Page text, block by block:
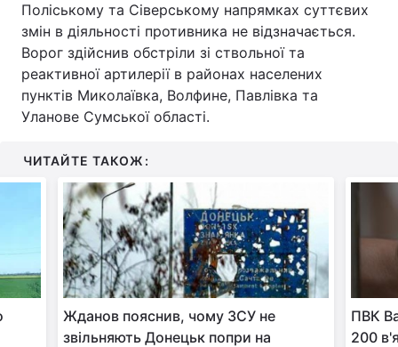
Поліському та Сіверському напрямках суттєвих
змін в діяльності противника не відзначається.
Ворог здійснив обстріли зі ствольної та
реактивної артилерії в районах населених
пунктів Миколаївка, Волфине, Павлівка та
Уланове Сумської області.
ЧИТАЙТЕ ТАКОЖ:
Жданов пояснив, чому ЗСУ не
звільняють Донецьк попри на
ПВК
200